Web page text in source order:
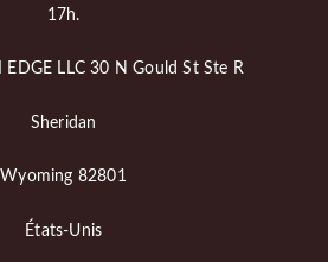
17h.
EDGE LLC 30 N Gould St Ste R
Sheridan
Wyoming 82801
États-Unis